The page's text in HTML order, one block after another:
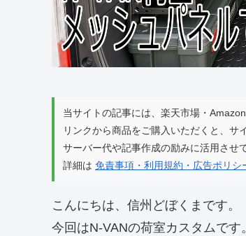
当サイトの記事には、楽天市場・
リンクから商品をご購入いただくと、サ
サーバー代や記事作成の励みに活用させ
詳細は 免責事項・利用規約・広告ポリシ
こんにちは、信州どぼくまです。
今回はN-VANの荷室カスタムです